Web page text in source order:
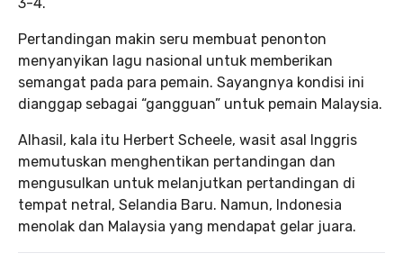
Pertandingan makin seru membuat penonton
menyanyikan lagu nasional untuk memberikan
semangat pada para pemain. Sayangnya kondisi ini
dianggap sebagai “gangguan” untuk pemain Malaysia.
Alhasil, kala itu Herbert Scheele, wasit asal Inggris
memutuskan menghentikan pertandingan dan
mengusulkan untuk melanjutkan pertandingan di
tempat netral, Selandia Baru. Namun, Indonesia
menolak dan Malaysia yang mendapat gelar juara.